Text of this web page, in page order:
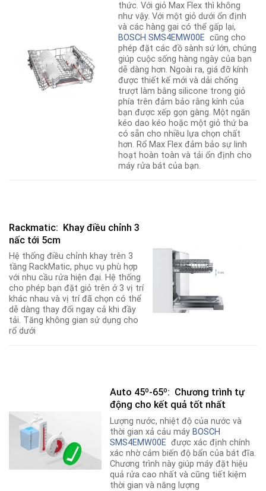
thức. Với giỏ Max Flex thì không
như vậy. Với một giỏ dưới ổn định
và các hàng gai có thể gấp lại,
BOSCH SMS4EMW00E cũng cho
phép đặt các đồ sành sứ lớn, chúng
giúp cuộc sống hàng ngày của bạn
dễ dàng hơn. Ngoài ra, giá đỡ kính
được thiết kế mới và dải chống
trượt làm bằng silicone trong giỏ
phía trên đảm bảo rằng kính của
bạn được xếp gọn gàng. Một ngăn
kéo dao kéo hoặc một giỏ thứ ba
có sẵn cho nhiều lựa chọn chất
hơn. Rổ Max Flex đảm bảo sự linh
hoạt hoàn toàn và tải ổn định cho
máy rửa bát của bạn.
Rackmatic: Khay điều chỉnh 3
nấc tới 5cm
Hệ thống điều chỉnh khay trên 3
tầng RackMatic, phục vụ phù hợp
với nhu cầu rửa hiện đại. Hệ thống
cho phép bạn đặt giỏ trên ở 3 vị trí
khác nhau và vị trí đã chọn có thể
dễ dàng thay đổi ngay cả khi đầy
tải. Tăng không gian sử dụng cho
rổ dưới
Auto 45º-65º: Chương trình tự
động cho kết quả tốt nhất
Lượng nước, nhiệt độ của nước và
thời gian xả cảu máy BOSCH
SMS4EMW00E được xác định chính
xác nhờ cảm biến độ bẩn của bát đĩa.
Chương trình này giúp máy đặt hiệu
quả rửa cao nhất và cũng tiết kiệm
thời gian và năng lượng